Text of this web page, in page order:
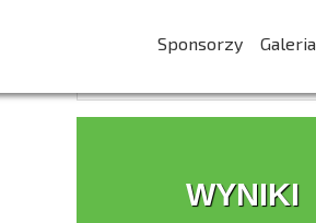
Sponsorzy Galeria
WYNIKI